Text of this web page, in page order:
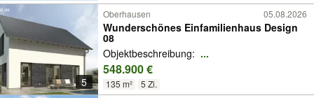
5
Oberhausen 05.08.2026
Wunderschönes Einfamilienhaus Design
08
Objektbeschreibung: ...
548.900 €
135 m² 5 Zi.